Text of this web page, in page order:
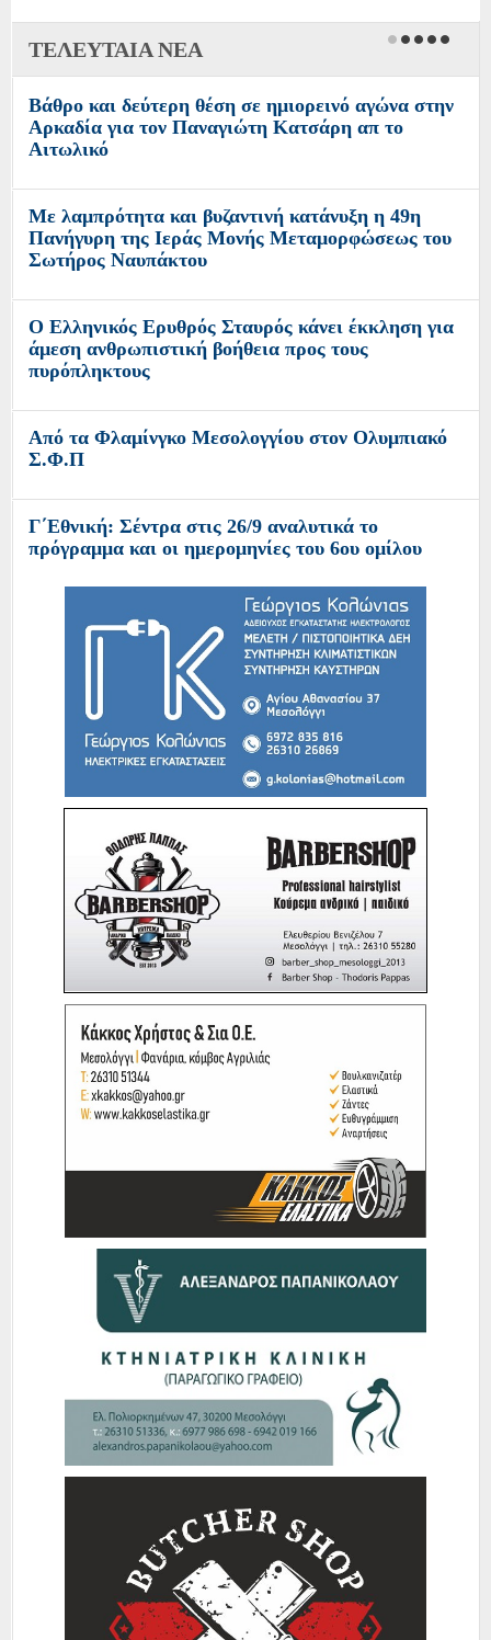
ΤΕΛΕΥΤΑΙΑ ΝΕΑ
Βάθρο και δεύτερη θέση σε ημιορεινό αγώνα στην
Αρκαδία για τον Παναγιώτη Κατσάρη απ το
Αιτωλικό
Με λαμπρότητα και βυζαντινή κατάνυξη η 49η
Πανήγυρη της Ιεράς Μονής Μεταμορφώσεως του
Σωτήρος Ναυπάκτου
Ο Ελληνικός Ερυθρός Σταυρός κάνει έκκληση για
άμεση ανθρωπιστική βοήθεια προς τους
πυρόπληκτους
Από τα Φλαμίνγκο Μεσολογγίου στον Ολυμπιακό
Σ.Φ.Π
Γ΄Εθνική: Σέντρα στις 26/9 αναλυτικά το
πρόγραμμα και οι ημερομηνίες του 6ου ομίλου